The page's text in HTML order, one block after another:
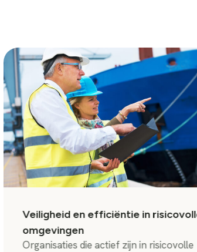
Veiligheid en efficiëntie in
omgevingen
Organisaties die actief zijn in risicovolle